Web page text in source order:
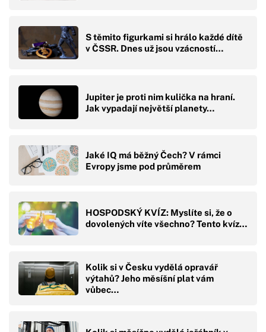
S těmito figurkami si hrálo každé dítě
v ČSSR. Dnes už jsou vzácností…
Jupiter je proti nim kulička na hraní.
Jak vypadají největší planety…
Jaké IQ má běžný Čech? V rámci
Evropy jsme pod průměrem
HOSPODSKÝ KVÍZ: Myslíte si, že o
dovolených víte všechno? Tento kvíz…
Kolik si v Česku vydělá opravář
výtahů? Jeho měsíšní plat vám
vůbec…